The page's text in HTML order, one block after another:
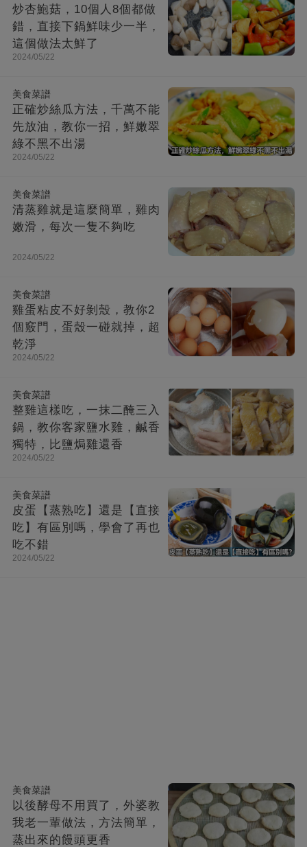
炒杏鮑菇，10個人8個都做
錯，直接下鍋鮮味少一半，
這個做法太鮮了
2024/05/22
美食菜譜
正確炒絲瓜方法，千萬不能
先放油，教你一招，鮮嫩翠
綠不黑不出湯
2024/05/22
美食菜譜
清蒸雞就是這麼簡單，雞肉
嫩滑，每次一隻不夠吃
2024/05/22
美食菜譜
雞蛋粘皮不好剝殼，教你2
個竅門，蛋殼一碰就掉，超
乾淨
2024/05/22
美食菜譜
整雞這樣吃，一抹二醃三入
鍋，教你客家鹽水雞，鹹香
獨特，比鹽焗雞還香
2024/05/22
美食菜譜
皮蛋【蒸熟吃】還是【直接
吃】有區別嗎，學會了再也
吃不錯
2024/05/22
美食菜譜
以後酵母不用買了，外婆教
我老一輩做法，方法簡單，
蒸出來的饅頭更香